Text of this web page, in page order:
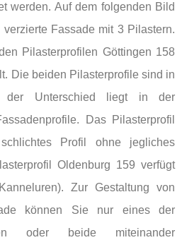
werden. Auf dem folgenden Bild
Fassade mit 3 Pilastern.
Pilasterprofilen Göttingen 158
Die beiden Pilasterprofile sind in
der Unterschied liegt in der
Das Pilasterprofil
Profil ohne jegliches
Oldenburg 159 verfügt
Zur Gestaltung von
können Sie nur eines der
oder beide miteinander